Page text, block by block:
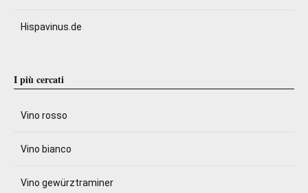
Hispavinus.de
I più cercati
Vino rosso
Vino bianco
Vino gewürztraminer